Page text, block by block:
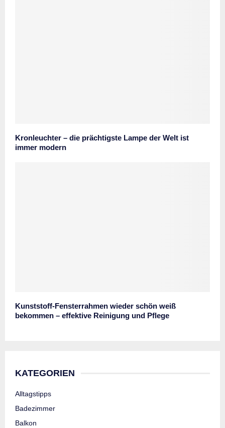
Kronleuchter – die prächtigste Lampe der Welt ist
immer modern
Kunststoff-Fensterrahmen wieder schön weiß
bekommen – effektive Reinigung und Pflege
KATEGORIEN
Alltagstipps
Badezimmer
Balkon